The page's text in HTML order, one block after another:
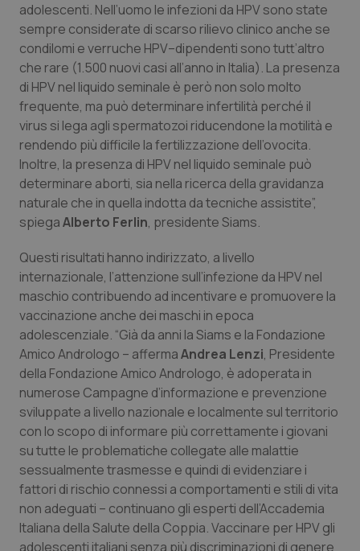
Sardegna
Sicilia
Toscana
Umbria
Valle D’Aosta
Veneto
Malattia di Crohn & Rettocolite Ulcerosa
Neuroscienze & patologie neurodegenerative
Obesità
Oftalmologia
Oncodermatologia
Oncoematologia
Oncologia & Nutrizione
Psoriasi & pelle
Quotidiano Cardiologia
Quotidiano Chirurgia
Quotidiano Oncologia
Quotidiano Pediatria
Rene & patologie urogenitali
adolescenti. Nell’uomo le infezioni da HPV sono state
sempre considerate di scarso rilievo clinico anche se
condilomi e verruche HPV–dipendenti sono tutt’altro
che rare (1.500 nuovi casi all’anno in Italia). La presenza
di HPV nel liquido seminale è però non solo molto
frequente, ma può determinare infertilità perché il
virus si lega agli spermatozoi riducendone la motilità e
rendendo più difficile la fertilizzazione dell’ovocita.
Inoltre, la presenza di HPV nel liquido seminale può
determinare aborti, sia nella ricerca della gravidanza
naturale che in quella indotta da tecniche assistite”,
spiegaAlberto Ferlin, presidente Siams.
Questi risultati hanno indirizzato, a livello
internazionale, l’attenzione sull’infezione da HPV nel
maschio contribuendo ad incentivare e promuovere la
vaccinazione anche dei maschi in epoca
adolescenziale. “Già da anni la Siams e la Fondazione
Amico Andrologo – affermaAndrea Lenzi, Presidente
della Fondazione Amico Andrologo, è adoperata in
numerose Campagne d’informazione e prevenzione
sviluppate a livello nazionale e localmente sul territorio
con lo scopo di informare più correttamente i giovani
su tutte le problematiche collegate alle malattie
sessualmente trasmesse e quindi di evidenziare i
fattori di rischio connessi a comportamenti e stili di vita
non adeguati – continuano gli esperti dell’Accademia
Italiana della Salute della Coppia. Vaccinare per HPV gli
adolescenti italiani senza più discriminazioni di genere